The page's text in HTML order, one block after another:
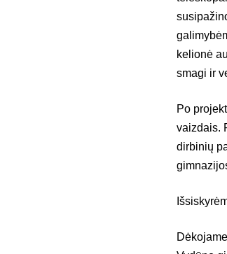
kelionė
smagi ir
Po
vaizdais.
dirbinių